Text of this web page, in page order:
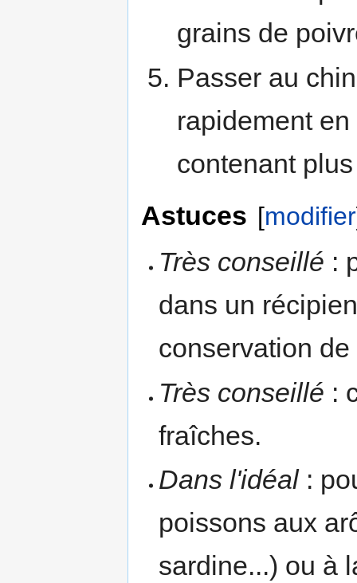
grains de
Passer au
rapidement
contenant
Astuces [modifier
Très conseillé :
dans un
conservation
Très conseillé :
fraîches.
Dans l'idéal:
poissons aux
sardine...) ou à